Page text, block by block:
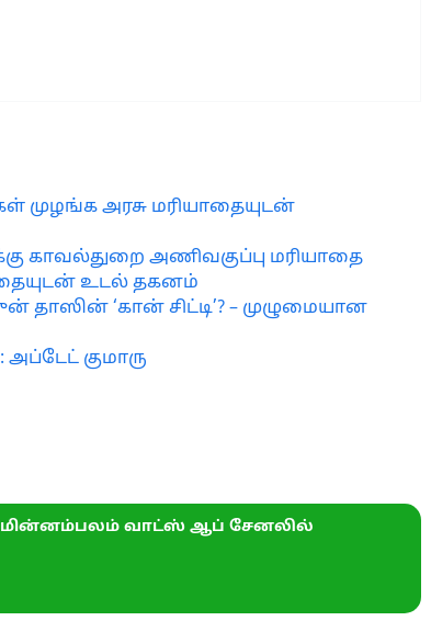
முழங்க அரசு மரியாதையுடன்
காவல்துறை அணிவகுப்பு மரியாதை
உடல் தகனம்
தாஸின் ‘கான் சிட்டி’? – முழுமையான
குமாரு
மின்னம்பலம் வாட்ஸ் ஆப் சேனலில்